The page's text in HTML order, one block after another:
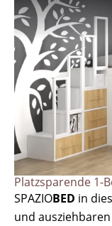
Platzsparende 1-
SPAZIOBED in
und